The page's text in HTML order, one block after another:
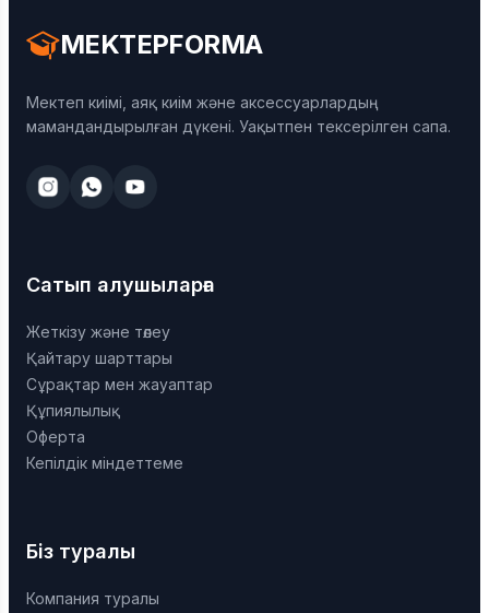
MEKTEPFORMA
Мектеп киімі, аяқ киім және аксессуарлардың
мамандандырылған дүкені. Уақытпен тексерілген сапа.
Сатып алушыларға
Жеткізу және төлеу
Қайтару шарттары
Сұрақтар мен жауаптар
Құпиялылық
Оферта
Кепілдік міндеттеме
Біз туралы
Компания туралы